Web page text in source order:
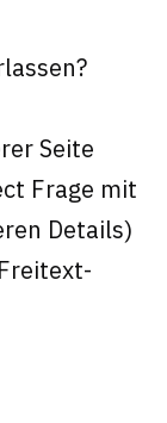
Seite
Frage mit
Details)